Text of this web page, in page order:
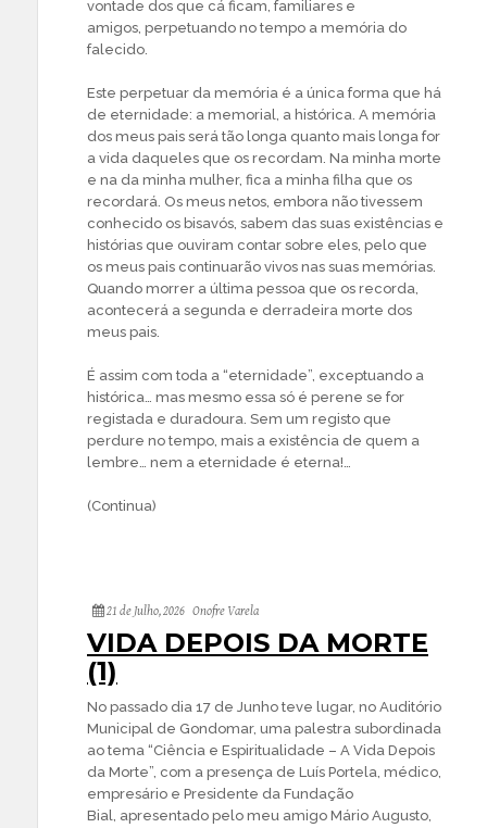
vontade dos que cá ficam, familiares e
amigos, perpetuando no tempo a memória do
falecido.
Este perpetuar da memória é a única forma que há
de eternidade: a memorial, a histórica. A memória
dos meus pais será tão longa quanto mais longa for
a vida daqueles que os recordam. Na minha morte
e na da minha mulher, fica a minha filha que os
recordará. Os meus netos, embora não tivessem
conhecido os bisavós, sabem das suas existências e
histórias que ouviram contar sobre eles, pelo que
os meus pais continuarão vivos nas suas memórias.
Quando morrer a última pessoa que os recorda,
acontecerá a segunda e derradeira morte dos
meus pais.
É assim com toda a “eternidade”, exceptuando a
histórica… mas mesmo essa só é perene se for
registada e duradoura. Sem um registo que
perdure no tempo, mais a existência de quem a
lembre… nem a eternidade é eterna!…
(Continua)
21 de Julho, 2026 Onofre Varela
VIDA DEPOIS DA MORTE
(1)
No passado dia 17 de Junho teve lugar, no Auditório
Municipal de Gondomar, uma palestra subordinada
ao tema “Ciência e Espiritualidade – A Vida Depois
da Morte”, com a presença de Luís Portela, médico,
empresário e Presidente da Fundação
Bial, apresentado pelo meu amigo Mário Augusto,